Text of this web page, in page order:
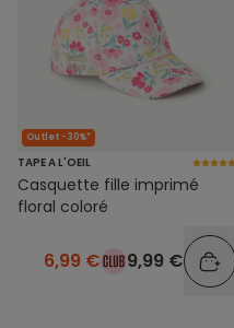
Outlet -30%*
TAPE A L'OEIL
Casquette fille imprimé
floral coloré
6,99 € 9,99 €